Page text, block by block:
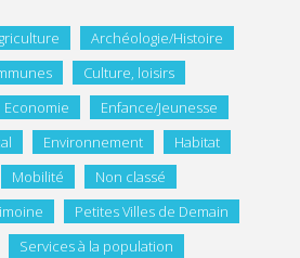
Archéologie/Histoire
Culture, loisirs
Economie
Enfance/Jeunesse
Environnement
Habitat
Mobilité
Non classé
Petites Villes de Demain
Services à la population